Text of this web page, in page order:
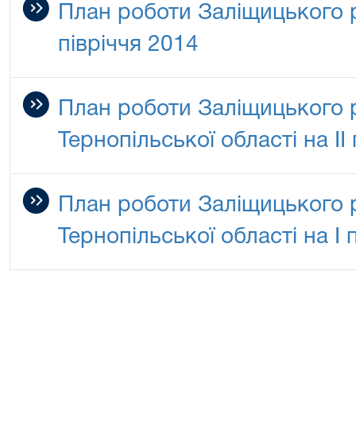
План роботи Заліщицького
півріччя 2014
План роботи Заліщицького
Тернопільської області на
План роботи Заліщицького
Тернопільської області на